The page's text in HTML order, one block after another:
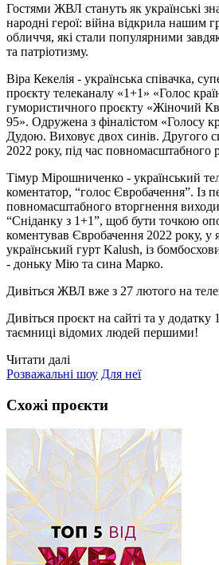
Гостями ЖВЛ стануть як українські
народні герої: війна відкрила нашим
обличчя, які стали популярними
та патріотизму.
Віра Кекелія - українська співачка,
проєкту телеканалу «1+1» «Голос
гумористичного проєкту «Жіночий
95». Одружена з фіналістом «Голосу
Дудою. Виховує двох синів. Другого
2022 року, під час повномасштабного
Тімур Мірошниченко - український
коментатор, “голос Євробачення”. Із
повномасштабного вторгнення
“Сніданку з 1+1”, щоб бути точкою
коментував Євробачення 2022 року, у
український гурт Kalush, із
- доньку Мію та сина Марко.
Дивіться ЖВЛ вже з 27 лютого на
Дивіться проєкт на сайті та у додатку
таємниці відомих людей першими!
Читати далі
Розважальні шоу Для неї
Схожі проєкти